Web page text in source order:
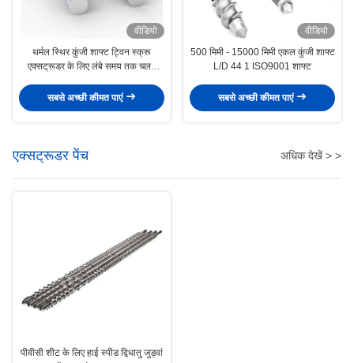
वीडियो
थर्मल स्थिर कुंजी शाफ्ट ट्विन स्क्रू
एक्सट्रूडर के लिए लंबे समय तक चलने
सबसे अच्छी कीमत पाएं
वीडियो
500 मिमी - 15000 मिमी एकल कुंजी शाफ्ट
L/D 44 1 ISO9001 शाफ्ट
सबसे अच्छी कीमत पाएं
एक्सट्रूडर पेंच अधिक देखें > >
पीवीसी शीट के लिए हाई स्पीड द्विधातु जुड़वां